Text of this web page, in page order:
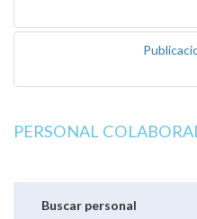
PERSONAL
Buscar personal